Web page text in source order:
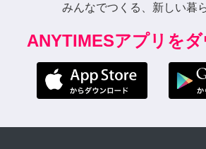
みんなでつくる、新しい暮
ANYTIMESアプリを